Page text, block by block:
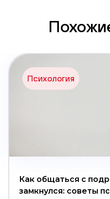
Психология
Как общаться с
замкнулся: советы